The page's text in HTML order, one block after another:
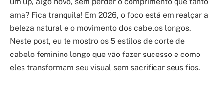
um up, algo novo, sem perder o comprimento que tanto
ama? Fica tranquila! Em 2026, o foco está em realçar a
beleza natural e o movimento dos cabelos longos.
Neste post, eu te mostro os 5 estilos de corte de
cabelo feminino longo que vão fazer sucesso e como
eles transformam seu visual sem sacrificar seus fios.